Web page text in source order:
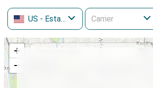
US - Estados Unidos
+
−